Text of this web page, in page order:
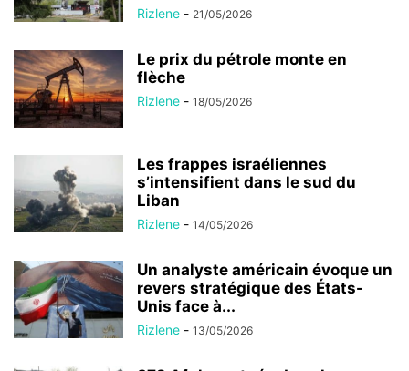
Rizlene - 21/05/2026
Le prix du pétrole monte en
flèche
Rizlene - 18/05/2026
Les frappes israéliennes
s’intensifient dans le sud du
Liban
Rizlene - 14/05/2026
Un analyste américain évoque un
revers stratégique des États-
Unis face à...
Rizlene - 13/05/2026